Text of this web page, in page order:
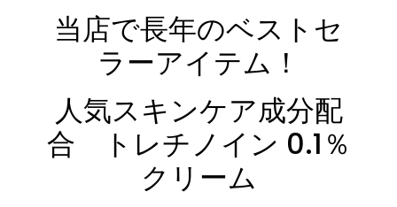
当店で長年のベストセ
ラーアイテム！
人気スキンケア成分配
合 トレチノイン 0.1％
クリーム